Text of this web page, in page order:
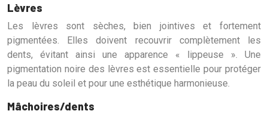
Lèvres
Les lèvres sont sèches, bien jointives et fortement
pigmentées. Elles doivent recouvrir complètement les
dents, évitant ainsi une apparence « lippeuse ». Une
pigmentation noire des lèvres est essentielle pour protéger
la peau du soleil et pour une esthétique harmonieuse.
Mâchoires/dents